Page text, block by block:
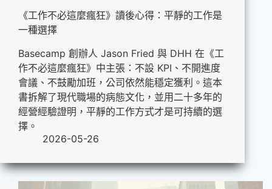
《工作不必這麼瘋狂》讀後心得：平靜的工作是
一種選擇
Basecamp 創辦人 Jason Fried 與 DHH 在《工
作不必這麼瘋狂》中主張：不設 KPI、不開進度
會議、不鼓勵加班，公司依然能穩定獲利。這本
書拆解了現代職場的病態文化，並用二十多年的
經營經驗證明，平靜的工作方式才是可持續的選
擇。
2026-05-26